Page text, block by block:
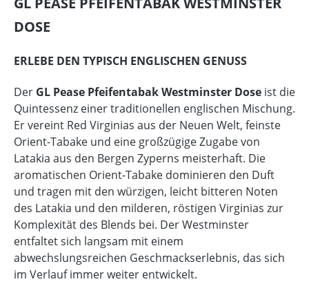
DOSE
ERLEBE DEN TYPISCH ENGLISCHEN GENUSS
Der GL Pease Pfeifentabak Westminster Dose ist die
Quintessenz einer traditionellen englischen Mischung.
Er vereint Red Virginias aus der Neuen Welt, feinste
Orient-Tabake und eine großzügige Zugabe von
Latakia aus den Bergen Zyperns meisterhaft. Die
aromatischen Orient-Tabake dominieren den Duft
und tragen mit den würzigen, leicht bitteren Noten
des Latakia und den milderen, röstigen Virginias zur
Komplexität des Blends bei. Der Westminster
entfaltet sich langsam mit einem
abwechslungsreichen Geschmackserlebnis, das sich
im Verlauf immer weiter entwickelt.